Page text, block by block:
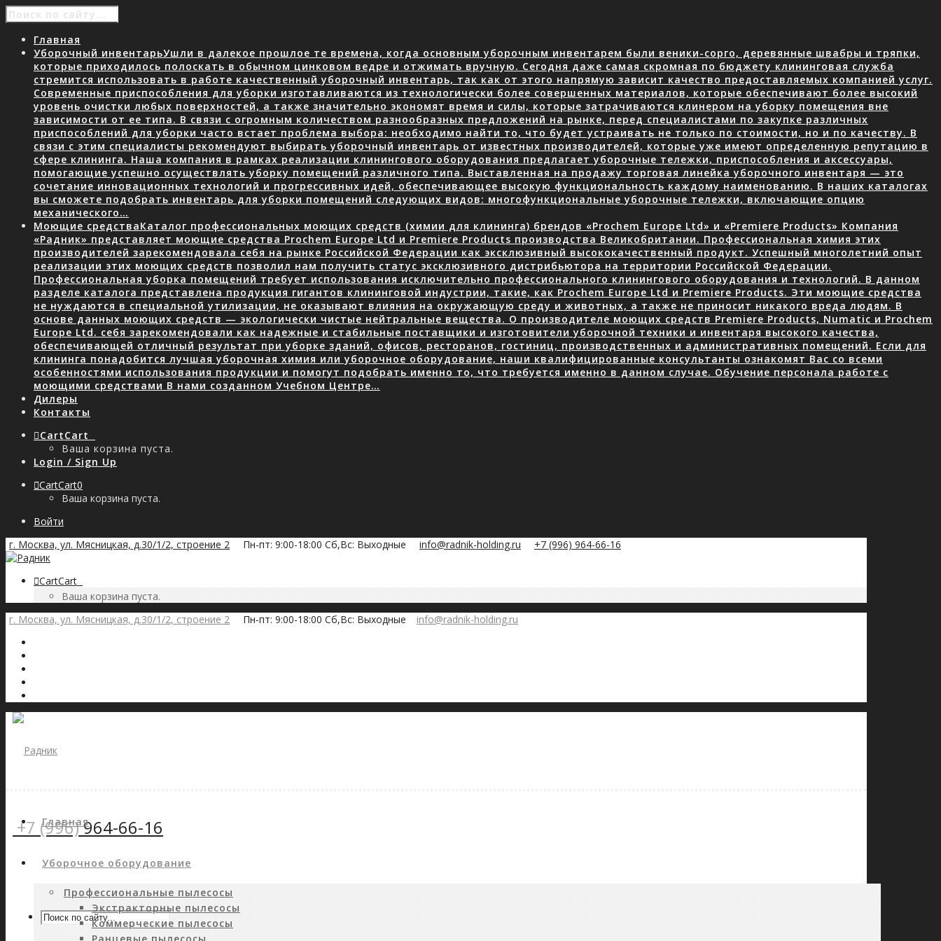
Главная
Уборочный инвентарьУшли в далекое прошлое те времена, когда основным уборочным инвентарем были веники-сорго, деревянные швабры и тряпки,
которые приходилось полоскать в обычном цинковом ведре и отжимать вручную. Сегодня даже самая скромная по бюджету клининговая служба
стремится использовать в работе качественный уборочный инвентарь, так как от этого напрямую зависит качество предоставляемых компанией услуг.
Современные приспособления для уборки изготавливаются из технологически более совершенных материалов, которые обеспечивают более высокий
уровень очистки любых поверхностей, а также значительно экономят время и силы, которые затрачиваются клинером на уборку помещения вне
зависимости от ее типа. В связи с огромным количеством разнообразных предложений на рынке, перед специалистами по закупке различных
приспособлений для уборки часто встает проблема выбора: необходимо найти то, что будет устраивать не только по стоимости, но и по качеству. В
связи с этим специалисты рекомендуют выбирать уборочный инвентарь от известных производителей, которые уже имеют определенную репутацию в
сфере клининга. Наша компания в рамках реализации клинингового оборудования предлагает уборочные тележки, приспособления и аксессуары,
помогающие успешно осуществлять уборку помещений различного типа. Выставленная на продажу торговая линейка уборочного инвентаря — это
сочетание инновационных технологий и прогрессивных идей, обеспечивающее высокую функциональность каждому наименованию. В наших каталогах
вы сможете подобрать инвентарь для уборки помещений следующих видов: многофункциональные уборочные тележки, включающие опцию
механического…
Моющие средстваКаталог профессиональных моющих средств (химии для клининга) брендов «Prochem Europe Ltd» и «Premiere Products» Компания
«Радник» представляет моющие средства Prochem Europe Ltd и Premiere Products производства Великобритании. Профессиональная химия этих
производителей зарекомендовала себя на рынке Российской Федерации как эксклюзивный высококачественный продукт. Успешный многолетний опыт
реализации этих моющих средств позволил нам получить статус эксклюзивного дистрибьютора на территории Российской Федерации.
Профессиональная уборка помещений требует использования исключительно профессионального клинингового оборудования и технологий. В данном
разделе каталога представлена продукция гигантов клининговой индустрии, такие, как Prochem Europe Ltd и Premiere Products. Эти моющие средства
не нуждаются в специальной утилизации, не оказывают влияния на окружающую среду и животных, а также не приносит никакого вреда людям. В
основе данных моющих средств — экологически чистые нейтральные вещества. О производителе моющих средств Premiere Products, Numatic и Prochem
Europe Ltd. себя зарекомендовали как надежные и стабильные поставщики и изготовители уборочной техники и инвентаря высокого качества,
обеспечивающей отличный результат при уборке зданий, офисов, ресторанов, гостиниц, производственных и административных помещений. Если для
клининга понадобится лучшая уборочная химия или уборочное оборудование, наши квалифицированные консультанты ознакомят Вас со всеми
особенностями использования продукции и помогут подобрать именно то, что требуется именно в данном случае. Обучение персонала работе с
моющими средствами В нами созданном Учебном Центре…
Дилеры
Контакты
CartCart
Ваша корзина пуста.
Login / Sign Up
CartCart0
Ваша корзина пуста.
Войти
г. Москва, ул. Мясницкая, д.30/1/2, строение 2
Пн-пт: 9:00-18:00 Сб,Вс: Выходные info@radnik-holding.ru +7 (996) 964-66-16
CartCart
Ваша корзина пуста.
г. Москва, ул. Мясницкая, д.30/1/2, строение 2
Пн-пт: 9:00-18:00 Сб,Вс: Выходные info@radnik-holding.ru
+7 (996)964-66-16
Главная
Уборочное оборудование
Профессиональные пылесосы
Экстракторные пылесосы
Коммерческие пылесосы